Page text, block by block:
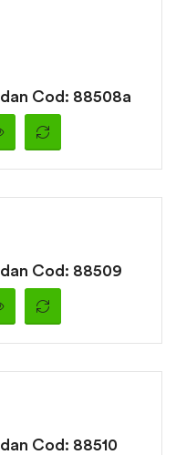
Cod: 88508a
Cod: 88509
Cod: 88510